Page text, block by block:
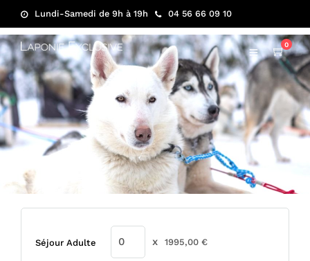
Lundi-Samedi de 9h à 19h 04 56 66 09 10
0
Séjour Adulte x 1995,00 €